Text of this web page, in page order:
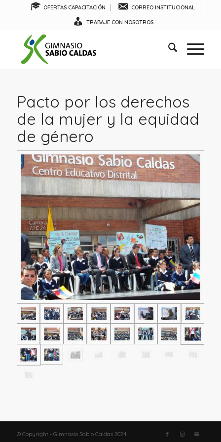
OFERTAS CAPACITACIÓN CORREO INSTITUCIONAL
TRABAJE CON NOSOTROS
Pacto por los derechos
de la mujer y la equidad
de género
© Copyright - Gimnasio Sabio Caldas 2024